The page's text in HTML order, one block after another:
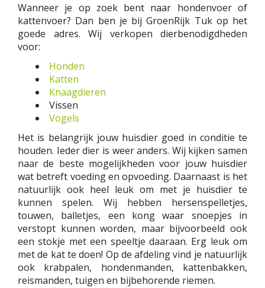
Wanneer je op zoek bent naar hondenvoer of
kattenvoer? Dan ben je bij GroenRijk Tuk op het
goede adres. Wij verkopen dierbenodigdheden
voor:
Honden
Katten
Knaagdieren
Vissen
Vogels
Het is belangrijk jouw huisdier goed in conditie te
houden. Ieder dier is weer anders. Wij kijken samen
naar de beste mogelijkheden voor jouw huisdier
wat betreft voeding en opvoeding. Daarnaast is het
natuurlijk ook heel leuk om met je huisdier te
kunnen spelen. Wij hebben hersenspelletjes,
touwen, balletjes, een kong waar snoepjes in
verstopt kunnen worden, maar bijvoorbeeld ook
een stokje met een speeltje daaraan. Erg leuk om
met de kat te doen! Op de afdeling vind je natuurlijk
ook krabpalen, hondenmanden, kattenbakken,
reismanden, tuigen en bijbehorende riemen.